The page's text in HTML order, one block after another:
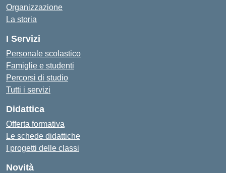
Organizzazione
La storia
I Servizi
Personale scolastico
Famiglie e studenti
Percorsi di studio
Tutti i servizi
Didattica
Offerta formativa
Le schede didattiche
I progetti delle classi
Novità